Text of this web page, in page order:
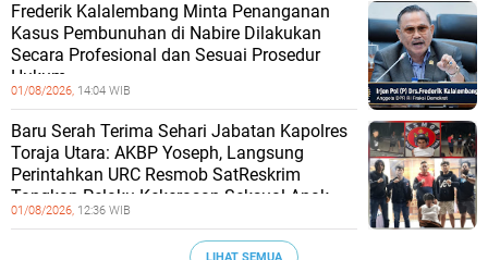
Frederik Kalalembang Minta Penanganan
Kasus Pembunuhan di Nabire Dilakukan
Secara Profesional dan Sesuai Prosedur
Hukum
01/08/2026, 14:04 WIB
Baru Serah Terima Sehari Jabatan Kapolres
Toraja Utara: AKBP Yoseph, Langsung
Perintahkan URC Resmob SatReskrim
Tangkap Pelaku Kekerasan Seksual Anak
01/08/2026, 12:36 WIB
LIHAT SEMUA